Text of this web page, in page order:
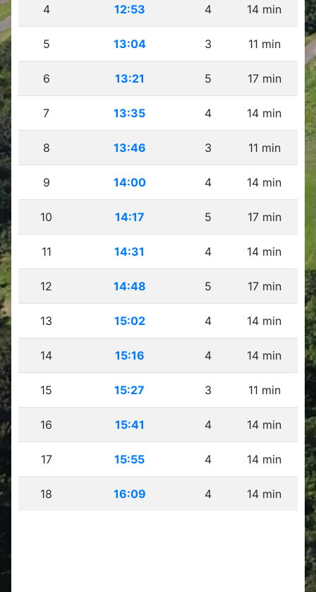
4 12:53 4 14 min
5 13:04 3 11 min
6 13:21 5 17 min
7 13:35 4 14 min
8 13:46 3 11 min
9 14:00 4 14 min
10 14:17 5 17 min
11 14:31 4 14 min
12 14:48 5 17 min
13 15:02 4 14 min
14 15:16 4 14 min
15 15:27 3 11 min
16 15:41 4 14 min
17 15:55 4 14 min
18 16:09 4 14 min